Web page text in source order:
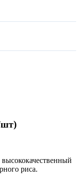
риса.